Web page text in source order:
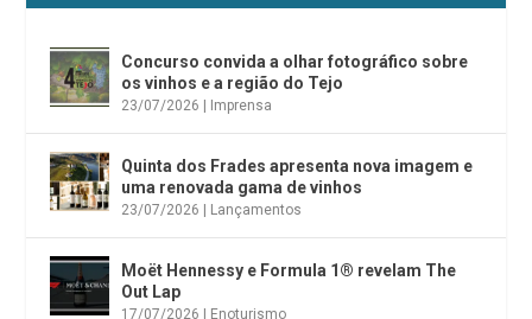
Concurso convida a olhar fotográfico sobre
os vinhos e a região do Tejo
23/07/2026 Imprensa
Quinta dos Frades apresenta nova imagem e
uma renovada gama de vinhos
23/07/2026 Lançamentos
Moët Hennessy e Formula 1® revelam The
Out Lap
17/07/2026 Enoturismo